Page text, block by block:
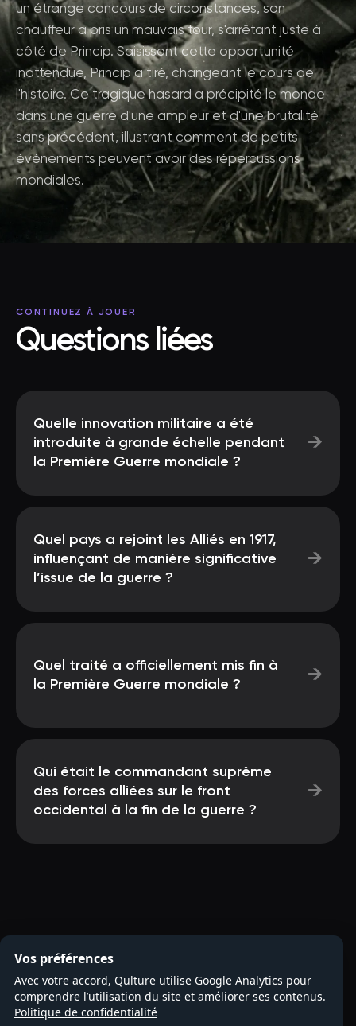
un étrange concours de circonstances, son
chauffeur a pris un mauvais tour, s'arrêtant juste à
côté de Princip. Saisissant cette opportunité
inattendue, Princip a tiré, changeant le cours de
l'histoire. Ce tragique hasard a précipité le monde
dans une guerre d'une ampleur et d'une brutalité
sans précédent, illustrant comment de petits
événements peuvent avoir des répercussions
mondiales.
CONTINUEZ À JOUER
Questions liées
Quelle innovation militaire a été
introduite à grande échelle pendant
la Première Guerre mondiale ?
→
Quel pays a rejoint les Alliés en 1917,
influençant de manière significative
l’issue de la guerre ?
→
Quel traité a officiellement mis fin à
la Première Guerre mondiale ?
→
Qui était le commandant suprême
des forces alliées sur le front
occidental à la fin de la guerre ?
→
Vos préférences
Avec votre accord, Qulture utilise Google Analytics pour
comprendre l’utilisation du site et améliorer ses contenus.
Politique de confidentialité